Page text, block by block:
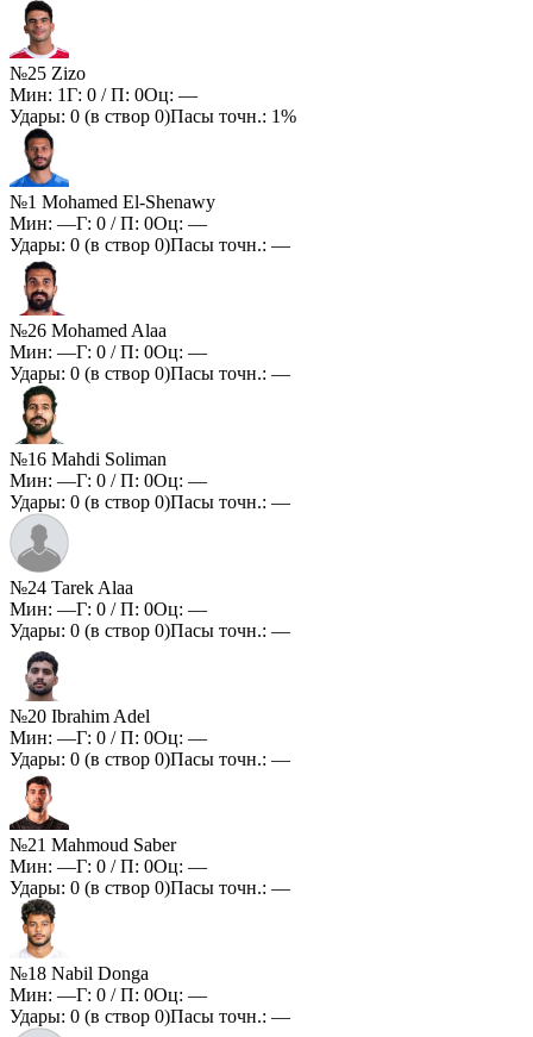
№25 Zizo
Мин: 1Г: 0 / П: 0Оц: —
Удары: 0 (в створ 0)Пасы точн.: 1%
№1 Mohamed El-Shenawy
Мин: —Г: 0 / П: 0Оц: —
Удары: 0 (в створ 0)Пасы точн.: —
№26 Mohamed Alaa
Мин: —Г: 0 / П: 0Оц: —
Удары: 0 (в створ 0)Пасы точн.: —
№16 Mahdi Soliman
Мин: —Г: 0 / П: 0Оц: —
Удары: 0 (в створ 0)Пасы точн.: —
№24 Tarek Alaa
Мин: —Г: 0 / П: 0Оц: —
Удары: 0 (в створ 0)Пасы точн.: —
№20 Ibrahim Adel
Мин: —Г: 0 / П: 0Оц: —
Удары: 0 (в створ 0)Пасы точн.: —
№21 Mahmoud Saber
Мин: —Г: 0 / П: 0Оц: —
Удары: 0 (в створ 0)Пасы точн.: —
№18 Nabil Donga
Мин: —Г: 0 / П: 0Оц: —
Удары: 0 (в створ 0)Пасы точн.: —